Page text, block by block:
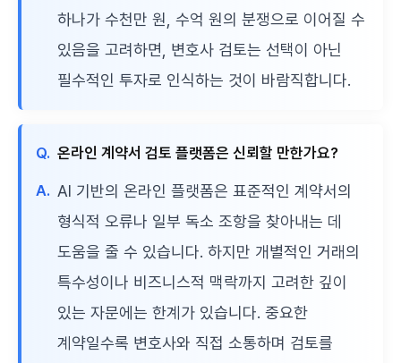
하나가 수천만 원, 수억 원의 분쟁으로 이어질 수
있음을 고려하면, 변호사 검토는 선택이 아닌
필수적인 투자로 인식하는 것이 바람직합니다.
Q. 온라인 계약서 검토 플랫폼은 신뢰할 만한가요?
A. AI 기반의 온라인 플랫폼은 표준적인 계약서의
형식적 오류나 일부 독소 조항을 찾아내는 데
도움을 줄 수 있습니다. 하지만 개별적인 거래의
특수성이나 비즈니스적 맥락까지 고려한 깊이
있는 자문에는 한계가 있습니다. 중요한
계약일수록 변호사와 직접 소통하며 검토를